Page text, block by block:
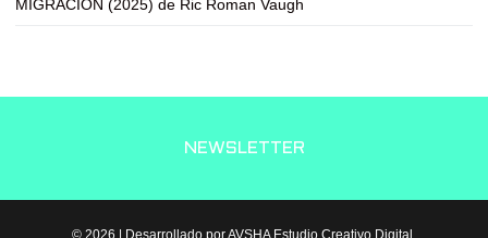
MIGRACIÓN (2025) de Ric Roman Vaugh
NEWSLETTER